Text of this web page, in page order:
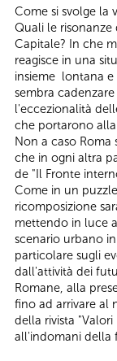
Come si svolge la
Quali le
Capitale? In che
reagisce in una
insieme lontana e
sembra
l'eccezionalità
che portarono
Non a caso
che in ogni altra
de "Il Fronte
Come in un
ricomposizione
mettendo in luce
scenario urbano
particolare sugli
dall'attività dei
Romane, alla
fino ad arrivare al
della rivista
all'indomani della